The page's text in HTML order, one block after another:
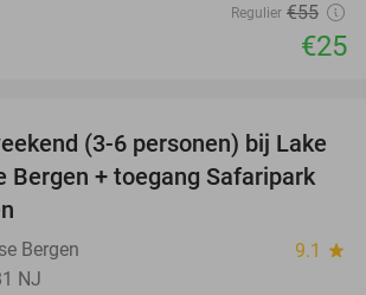
Regulier €55
€25
53%
(3-6 personen) bij Lake
Bergen + toegang Safaripark
Bergen 9.1 star
NJ